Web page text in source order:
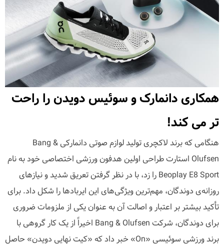
همکاری دانمارک و سوئیس دویدن را راحت
تر می کند!
هنگامی که برند لاکچری تولید لوازم صوتی دانمارکی Bang &
Olufsen استارت طراحی اولین هدفون ورزشی اختصاصی خود به نام
Beoplay E8 Sport را زد، با در نظر گرفتن تعریق شدید و نیازهای
روزانه‌ی دوندگان، مهم‌ترین ویژگی‌های این ایربادها را شکل داد. برای
تأکید بیشتر بر اعتبار و اصالت آن به عنوان یکی از ملزومات ضروری
برای دوندگان، شرکت Bang & Olufsen اخیراً از یک کار گروهی با
برند ورزشی سوئیسی «On» خبر داد که «کیت نهایی دویدن» حاصل